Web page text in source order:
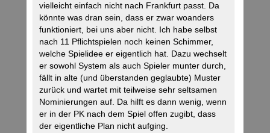
vielleicht einfach nicht nach Frankfurt passt. Da
könnte was dran sein, dass er zwar woanders
funktioniert, bei uns aber nicht. Ich habe selbst
nach 11 Pflichtspielen noch keinen Schimmer,
welche Spielidee er eigentlich hat. Dazu wechselt
er sowohl System als auch Spieler munter durch,
fällt in alte (und überstanden geglaubte) Muster
zurück und wartet mit teilweise sehr seltsamen
Nominierungen auf. Da hilft es dann wenig, wenn
er in der PK nach dem Spiel offen zugibt, dass
der eigentliche Plan nicht aufging.